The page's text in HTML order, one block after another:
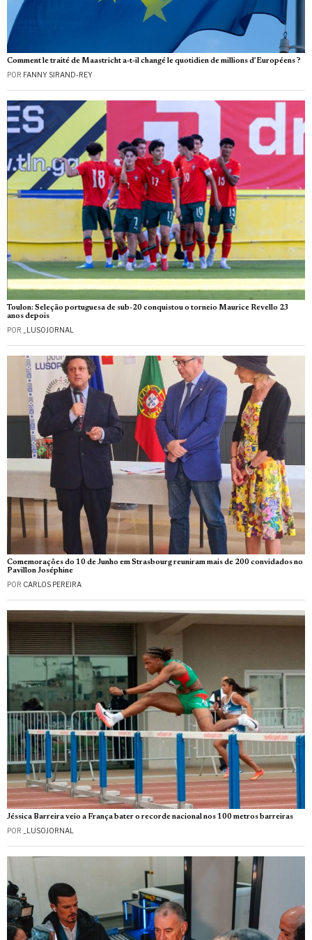
Comment le traité de Maastricht a-t-il changé le quotidien de millions d’Européens ?
POR FANNY SIRAND-REY
Toulon: Seleção portuguesa de sub-20 conquistou o torneio Maurice Revello 23
anos depois
POR _LUSOJORNAL
Comemorações do 10 de Junho em Strasbourg reuniram mais de 200 convidados no
Pavillon Joséphine
POR CARLOS PEREIRA
Jéssica Barreira veio a França bater o recorde nacional nos 100 metros barreiras
POR _LUSOJORNAL